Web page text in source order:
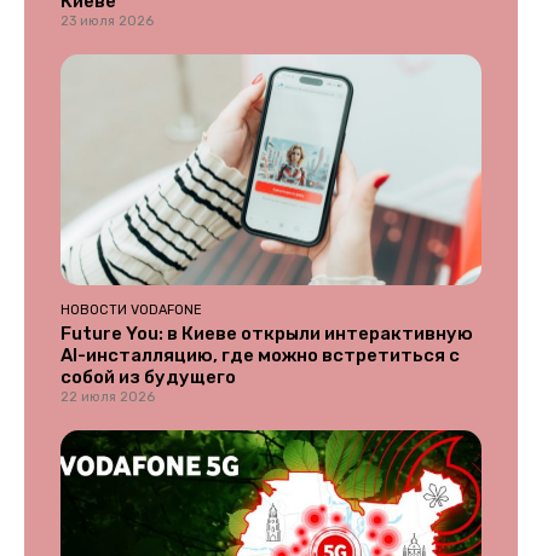
23 июля 2026
НОВОСТИ VODAFONE
Future You: в Киеве открыли интерактивную
AI-инсталляцию, где можно встретиться с
собой из будущего
22 июля 2026